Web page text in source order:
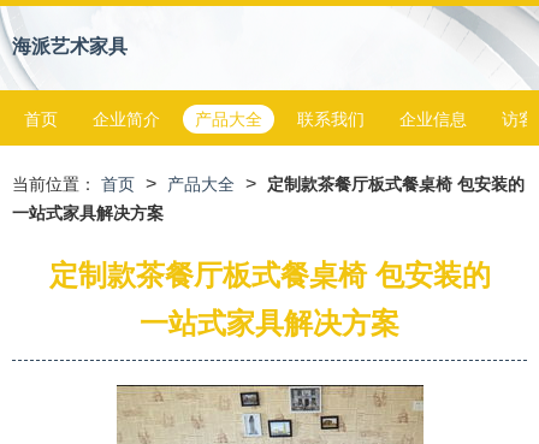
海派艺术家具
首页 企业简介 产品大全 联系我们 企业信息 访客
当前位置： 首页 > 产品大全 >
定制款茶餐厅板式餐桌椅 包安装的
一站式家具解决方案
定制款茶餐厅板式餐桌椅 包安装的
一站式家具解决方案